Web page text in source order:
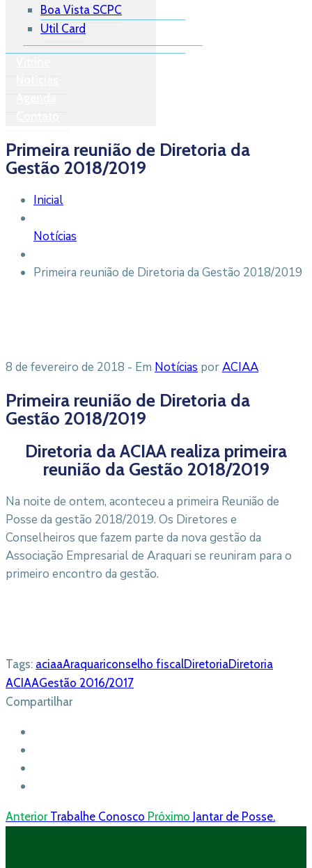
Boa Vista SCPC
Util Card
Primeira reunião de Diretoria da
Gestão 2018/2019
Inicial
Notícias
Primeira reunião de Diretoria da Gestão 2018/2019
8 de fevereiro de 2018 - Em Notícias porACIAA
Primeira reunião de Diretoria da
Gestão 2018/2019
Diretoria da ACIAA realiza primeira
reunião da Gestão 2018/2019
Na noite de ontem, aconteceu a primeira Reunião de
Posse da gestão 2018/2019. Os Diretores e
Conselheiros que fazem parte da nova gestão da
Associação Empresarial de Araquari se reuniram para o
primeiro encontro da gestão.
Tags: aciaaAraquariconselho fiscalDiretoriaDiretoria
ACIAAGestão 2016/2017
Compartilhar
Anterior Trabalhe Conosco Próximo Jantar de Posse.